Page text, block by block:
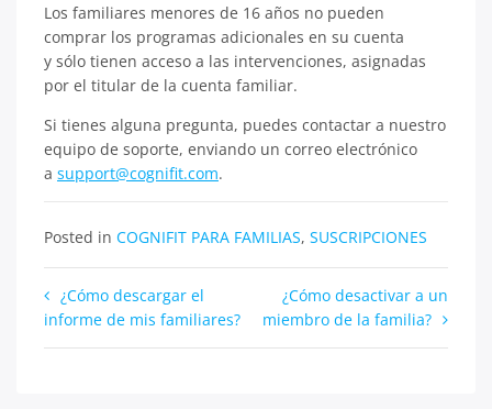
Los familiares menores de 16 años no pueden
comprar los programas adicionales en su cuenta
y sólo tienen acceso a las intervenciones, asignadas
por el titular de la cuenta familiar.
Si tienes alguna pregunta, puedes contactar a nuestro
equipo de soporte, enviando un correo electrónico
a support@cognifit.com.
Posted in COGNIFIT PARA FAMILIAS, SUSCRIPCIONES
Navegación
de
¿Cómo descargar el
informe de mis familiares?
¿Cómo desactivar a un
miembro de la familia?